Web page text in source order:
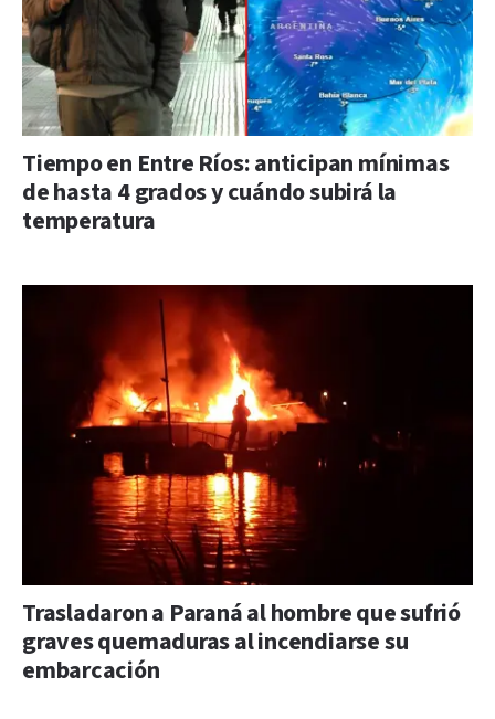
Tiempo en Entre Ríos: anticipan mínimas
de hasta 4 grados y cuándo subirá la
temperatura
Trasladaron a Paraná al hombre que sufrió
graves quemaduras al incendiarse su
embarcación